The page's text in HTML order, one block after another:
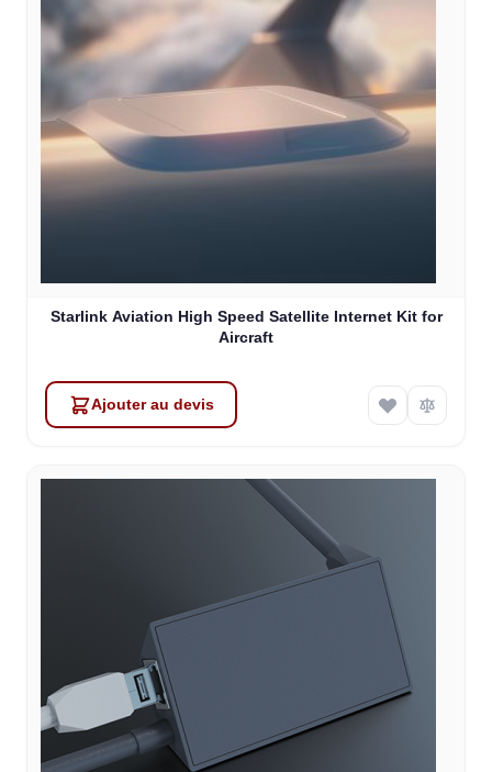
Starlink Aviation High Speed Satellite Internet Kit for
Aircraft
Ajouter au devis